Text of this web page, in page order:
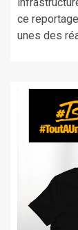
ce
unes des